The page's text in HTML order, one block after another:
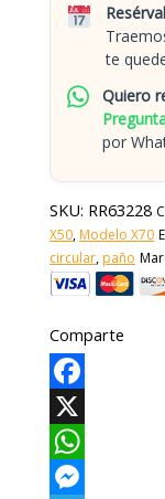
te
Quiero
por
SKU: RR63228
X50, Modelo X70
circular, paño
Comparte
Facebook
X
WhatsApp